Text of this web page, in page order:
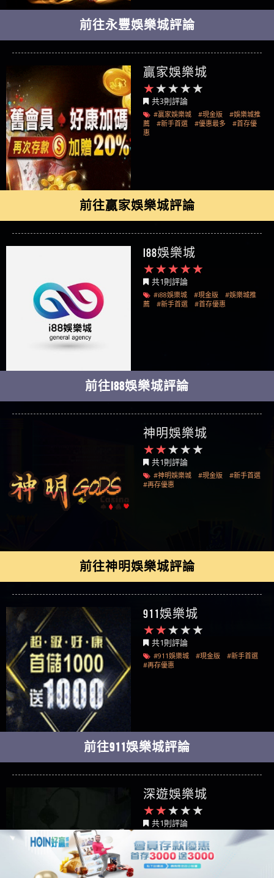
前往永豐娛樂城評論
贏家娛樂城
共3則評論
#贏家娛樂城 #現金版
#娛樂城推
薦
#新手首選 #優惠最多
#首存優
惠
前往贏家娛樂城評論
i88娛樂城
共1則評論
#i88娛樂城 #現金版
#娛樂城推
薦
#新手首選 #首存優惠
前往i88娛樂城評論
神明娛樂城
共1則評論
#神明娛樂城 #現金版
#新手首選
#再存優惠
前往神明娛樂城評論
911娛樂城
共1則評論
#911娛樂城 #現金版
#新手首選
#再存優惠
前往911娛樂城評論
深遊娛樂城
共1則評論
#新手首選
#再存優惠